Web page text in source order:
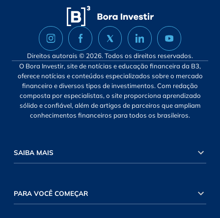
Direitos autorais © 2026. Todos os direitos reservados.
O Bora Investir, site de notícias e educação financeira da B3,
oferece notícias e conteúdos especializados sobre o mercado
financeiro e diversos tipos de investimentos. Com redação
composta por especialistas, o site proporciona aprendizado
sólido e confiável, além de artigos de parceiros que ampliam
conhecimentos financeiros para todos os brasileiros.
SAIBA MAIS
PARA VOCÊ COMEÇAR